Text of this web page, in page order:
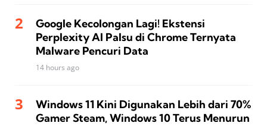
Google Kecolongan Lagi! Ekstensi
Perplexity AI Palsu di Chrome Ternyata
Malware Pencuri Data
14 hours ago
Windows 11 Kini Digunakan Lebih dari 70%
Gamer Steam, Windows 10 Terus Menurun